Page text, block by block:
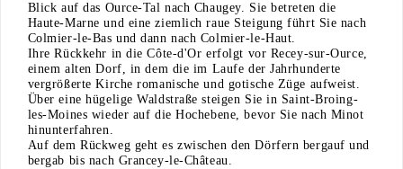
Blick auf das Ource-Tal nach Chaugey. Sie betreten die
Haute-Marne und eine ziemlich raue Steigung führt Sie nach
Colmier-le-Bas und dann nach Colmier-le-Haut.
Ihre Rückkehr in die Côte-d'Or erfolgt vor Recey-sur-Ource,
einem alten Dorf, in dem die im Laufe der Jahrhunderte
vergrößerte Kirche romanische und gotische Züge aufweist.
Über eine hügelige Waldstraße steigen Sie in Saint-Broing-
les-Moines wieder auf die Hochebene, bevor Sie nach Minot
hinunterfahren.
Auf dem Rückweg geht es zwischen den Dörfern bergauf und
bergab bis nach Grancey-le-Château.